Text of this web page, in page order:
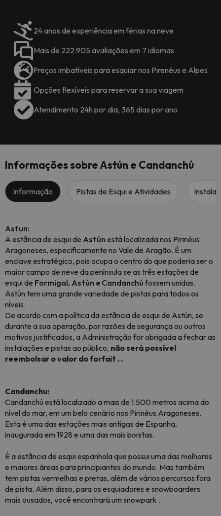
24 anos de experiência em férias na neve
Mais de 222.905 avaliações em 7 idiomas
Preços imbatíveis para esquiar nos Pirenéus e Alpes
Opções flexíveis para reservar a sua viagem
Atendimento 24h por dia, 365 dias por ano
Informações sobre Astún e Candanchú
Informação Pistas de Esqui e Atividades
Astun:
A estância de esqui de Astún está localizada nos Pirinéus
Aragoneses, especificamente no Vale de Aragão. É um
enclave estratégico, pois ocupa o centro do que poderia ser o
maior campo de neve da península se as três estações de
esqui de Formigal, Astún e Candanchúfossem unidas.
Astún tem uma grande variedade de pistas para todos os
níveis.
De acordo com a política da estância de esqui de Astún, se
durante a sua operação, por razões de segurança ou outros
motivos justificados, a Administração for obrigada a fechar as
instalações e pistas ao público, não será possível
reembolsar o valor do forfait . .
Candanchu:
Candanchú está localizado a mais de 1.500 metros acima do
nível do mar, em um belo cenário nos Pirinéus Aragoneses.
Esta é uma das estações mais antigas de Espanha,
inaugurada em 1928 e uma das mais bonitas.
É a estância de esqui espanhola que possui uma das melhores
e maiores áreas para principiantes do mundo. Mas também
tem pistas vermelhas e pretas, além de vários percursos fora
de pista. Além disso, para os esquiadores e snowboarders
mais ousados, você encontrará um snowpark .